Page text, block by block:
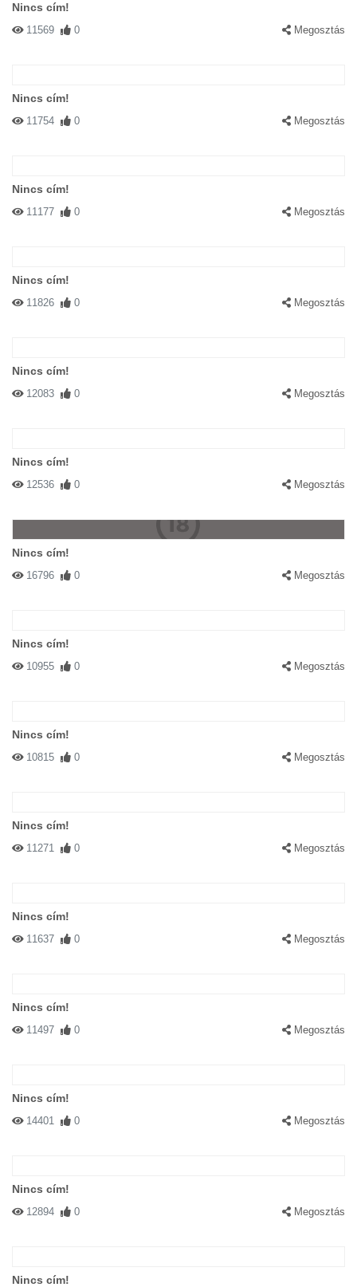
Nincs cím!
11569 0 Megosztás
Nincs cím!
11754 0 Megosztás
Nincs cím!
11177 0 Megosztás
Nincs cím!
11826 0 Megosztás
Nincs cím!
12083 0 Megosztás
Nincs cím!
12536 0 Megosztás
Nincs cím!
16796 0 Megosztás
Nincs cím!
10955 0 Megosztás
Nincs cím!
10815 0 Megosztás
Nincs cím!
11271 0 Megosztás
Nincs cím!
11637 0 Megosztás
Nincs cím!
11497 0 Megosztás
Nincs cím!
14401 0 Megosztás
Nincs cím!
12894 0 Megosztás
Nincs cím!